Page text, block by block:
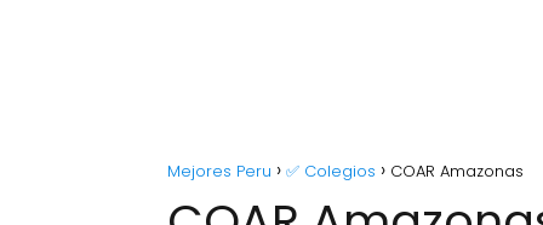
Mejores Peru ✅ Colegios COAR Amazonas